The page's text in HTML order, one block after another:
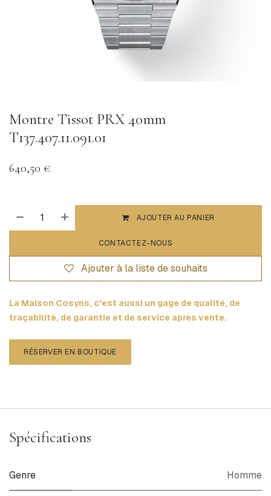
Montre Tissot PRX 40mm
T137.407.11.091.01
640,50 €
AJOUTER AU PANIER
CONTACTEZ-NOUS
Ajouter à la liste de souhaits
La Maison Cosyns, c'est aussi un gage de qualité, de
traçabilité, de garantie et de service après vente.
RÉSERVER EN BOUTIQUE
Spécifications
Genre Homme